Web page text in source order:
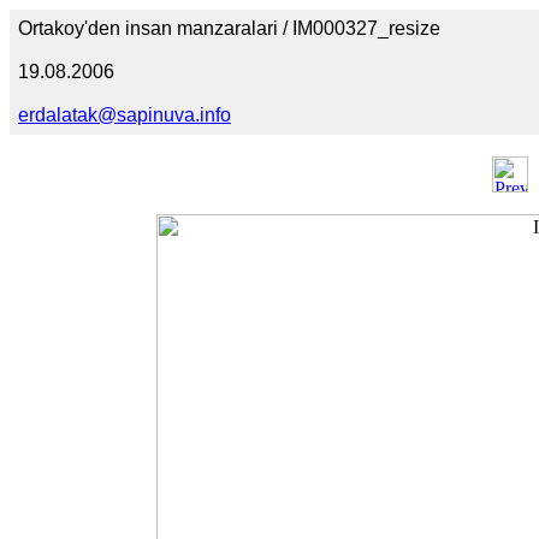
Ortakoy'den insan manzaralari / IM000327_resize
19.08.2006
erdalatak@sapinuva.info